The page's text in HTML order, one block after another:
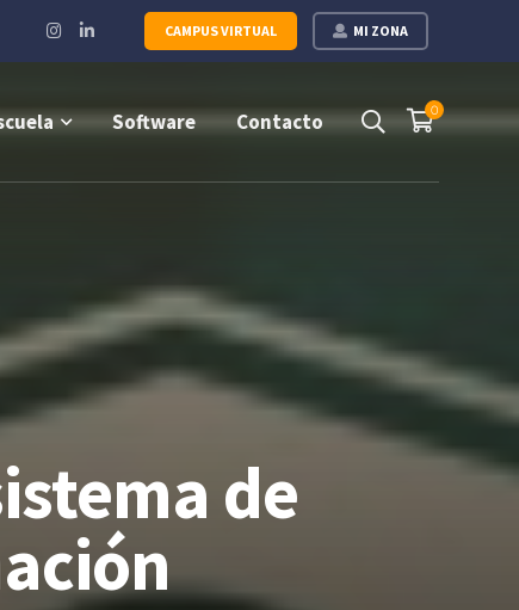
MI ZONA
CAMPUS VIRTUAL
Instagram
Profile
LinkedIn
Profile
0
Software Contacto
de